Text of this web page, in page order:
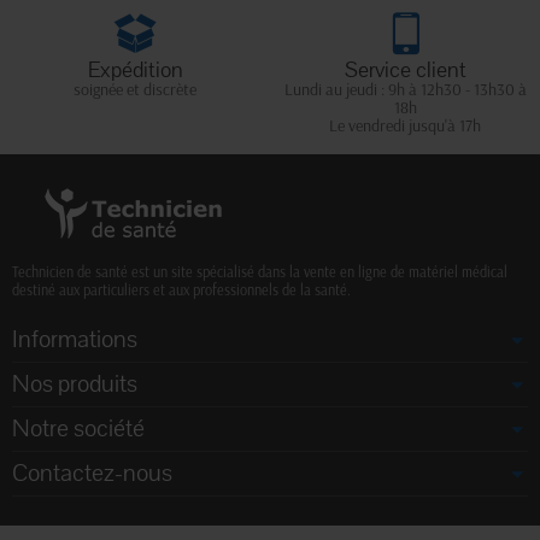
Expédition
soignée et discrète
Service client
Lundi au jeudi : 9h à 12h30 - 13h30 à
18h
Le vendredi jusqu'à 17h
Technicien de santé est un site spécialisé dans la vente en ligne de matériel médical
destiné aux particuliers et aux professionnels de la santé.
Informations
Nos produits
Notre société
Contactez-nous